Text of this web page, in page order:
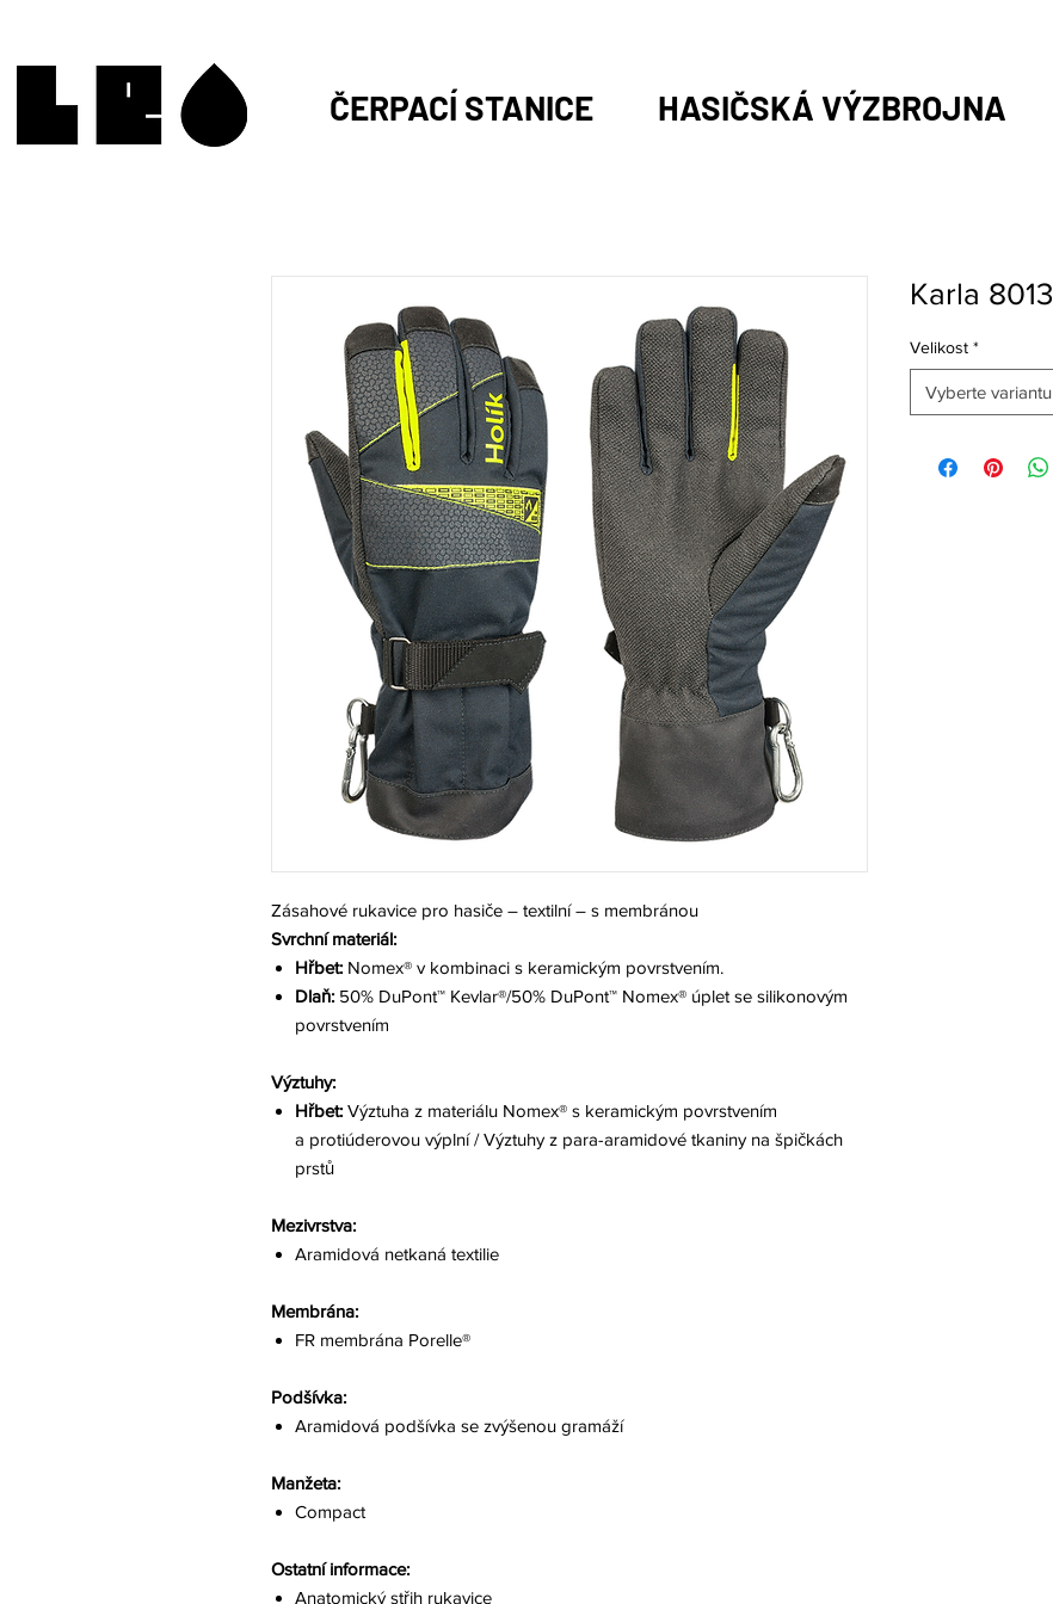
ČERPACÍ STANICE HASIČSKÁ VÝZBROJNA
Zásahové rukavice pro hasiče – textilní – s membránou
Svrchní materiál:
Hřbet: Nomex® v kombinaci s keramickým povrstvením.
Dlaň: 50% DuPont™ Kevlar®/50% DuPont™ Nomex® úplet se silikonovým
povrstvením
Výztuhy:
Hřbet: Výztuha z materiálu Nomex® s keramickým povrstvením
a protiúderovou výplní / Výztuhy z para-aramidové tkaniny na špičkách
prstů
Mezivrstva:
Aramidová netkaná textilie
Membrána:
FR membrána Porelle®
Podšívka:
Aramidová podšívka se zvýšenou gramáží
Manžeta:
Compact
Ostatní informace:
Anatomický střih rukavice
Karla 8013
Velikost *
Vyberte variantu